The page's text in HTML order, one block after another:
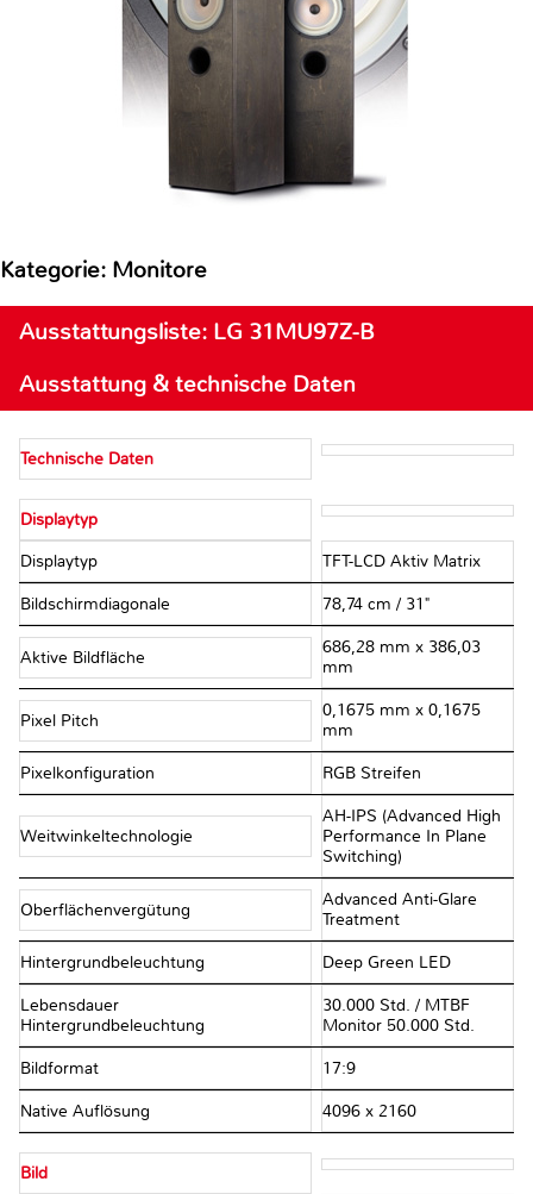
Kategorie: Monitore
Ausstattungsliste: LG 31MU97Z-B
Ausstattung & technische Daten
Technische Daten
Displaytyp
Displaytyp TFT-LCD Aktiv Matrix
Bildschirmdiagonale 78,74 cm / 31"
Aktive Bildfläche
686,28 mm x 386,03
mm
Pixel Pitch
0,1675 mm x 0,1675
mm
Pixelkonfiguration RGB Streifen
Weitwinkeltechnologie
AH-IPS (Advanced High
Performance In Plane
Switching)
Oberflächenvergütung
Advanced Anti-Glare
Treatment
Hintergrundbeleuchtung Deep Green LED
Lebensdauer
Hintergrundbeleuchtung
30.000 Std. / MTBF
Monitor 50.000 Std.
Bildformat 17:9
Native Auflösung 4096 x 2160
Bild